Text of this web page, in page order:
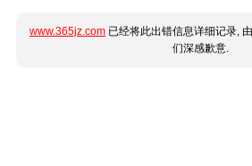
www.365jz.com 已经将此出错信息详细记录,
们深感歉意.